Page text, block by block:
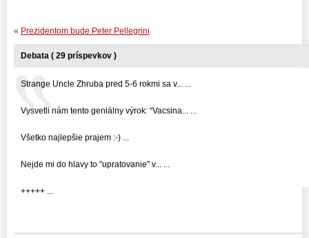
« Prezidentom bude Peter Pellegrini
Debata ( 29 príspevkov )
Strange Uncle Zhruba pred 5-6 rokmi sa v... ...
Vysvetli nám tento geniálny výrok: “Vacsina... ...
Všetko najlepšie prajem :-) ...
Nejde mi do hlavy to "upratovanie" v... ...
+++++ ...